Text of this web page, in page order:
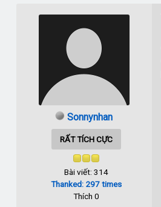
Sonnynhan
RẤT TÍCH CỰC
Bài viết: 314
Thanked: 297 times
Thích 0